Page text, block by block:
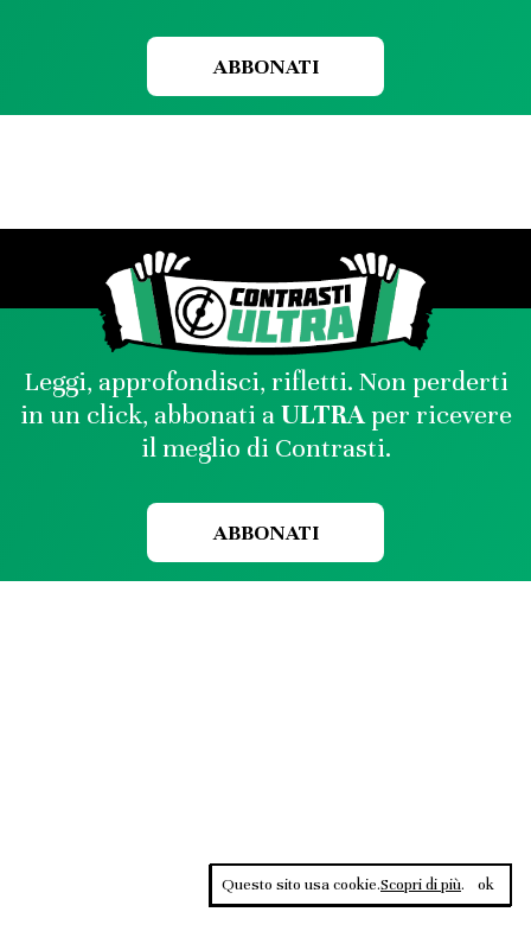
ABBONATI
Leggi, approfondisci, rifletti. Non perderti
in un click, abbonati aULTRAper ricevere
il meglio di Contrasti.
ABBONATI
Questo sito usa cookie.Scopri di più. ok